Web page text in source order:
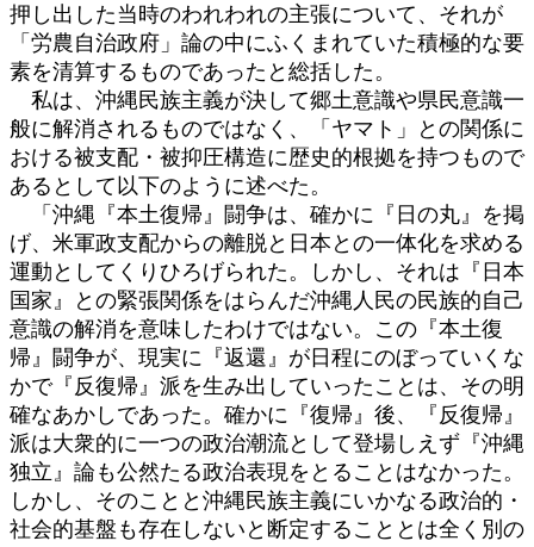
押し出した当時のわれわれの主張について、それが
「労農自治政府」論の中にふくまれていた積極的な要
素を清算するものであったと総括した。
私は、沖縄民族主義が決して郷土意識や県民意識一
般に解消されるものではなく、「ヤマト」との関係に
おける被支配・被抑圧構造に歴史的根拠を持つもので
あるとして以下のように述べた。
「沖縄『本土復帰』闘争は、確かに『日の丸』を掲
げ、米軍政支配からの離脱と日本との一体化を求める
運動としてくりひろげられた。しかし、それは『日本
国家』との緊張関係をはらんだ沖縄人民の民族的自己
意識の解消を意味したわけではない。この『本土復
帰』闘争が、現実に『返還』が日程にのぼっていくな
かで『反復帰』派を生み出していったことは、その明
確なあかしであった。確かに『復帰』後、『反復帰』
派は大衆的に一つの政治潮流として登場しえず『沖縄
独立』論も公然たる政治表現をとることはなかった。
しかし、そのことと沖縄民族主義にいかなる政治的・
社会的基盤も存在しないと断定することとは全く別の